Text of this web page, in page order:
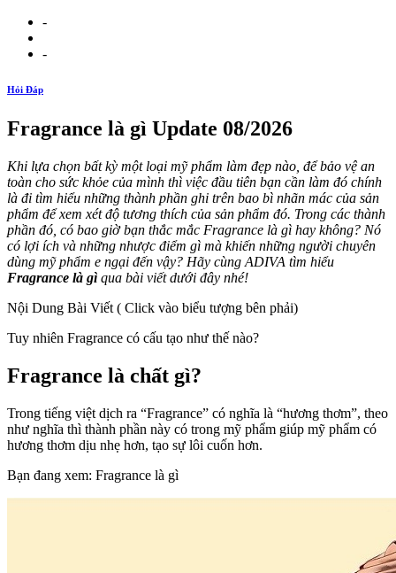
-
-
Hỏi Đáp
Fragrance là gì Update 08/2026
Khi lựa chọn bất kỳ một loại mỹ phẩm làm đẹp nào, để bảo vệ an
toàn cho sức khỏe của mình thì việc đầu tiên bạn cần làm đó chính
là đi tìm hiểu những thành phần ghi trên bao bì nhãn mác của sản
phẩm để xem xét độ tương thích của sản phẩm đó. Trong các thành
phần đó, có bao giờ bạn thắc mắc Fragrance là gì hay không? Nó
có lợi ích và những nhược điểm gì mà khiến những người chuyên
dùng mỹ phẩm e ngại đến vậy? Hãy cùng ADIVA tìm hiểu
Fragrance là gì qua bài viết dưới đây nhé!
Nội Dung Bài Viết ( Click vào biểu tượng bên phải)
Tuy nhiên Fragrance có cấu tạo như thế nào?
Fragrance là chất gì?
Trong tiếng việt dịch ra “Fragrance” có nghĩa là “hương thơm”, theo
như nghĩa thì thành phần này có trong mỹ phẩm giúp mỹ phẩm có
hương thơm dịu nhẹ hơn, tạo sự lôi cuốn hơn.
Bạn đang xem: Fragrance là gì